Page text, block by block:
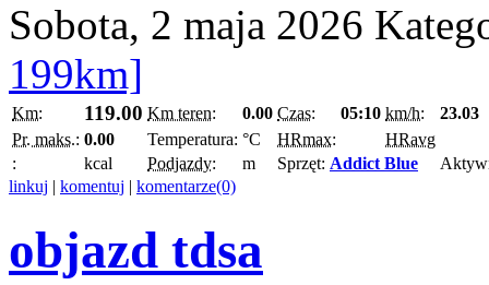
Sobota, 2 maja 2026
199km]
Km: 119.00 Km teren: 0.00 Czas: 05:10 km/h:
23.03
Pr. maks.: 0.00 Temperatura: °C HRmax:
HRavg
:
kcal Podjazdy: m Sprzęt: Addict Blue
linkuj | komentuj | komentarze(0)
objazd tdsa